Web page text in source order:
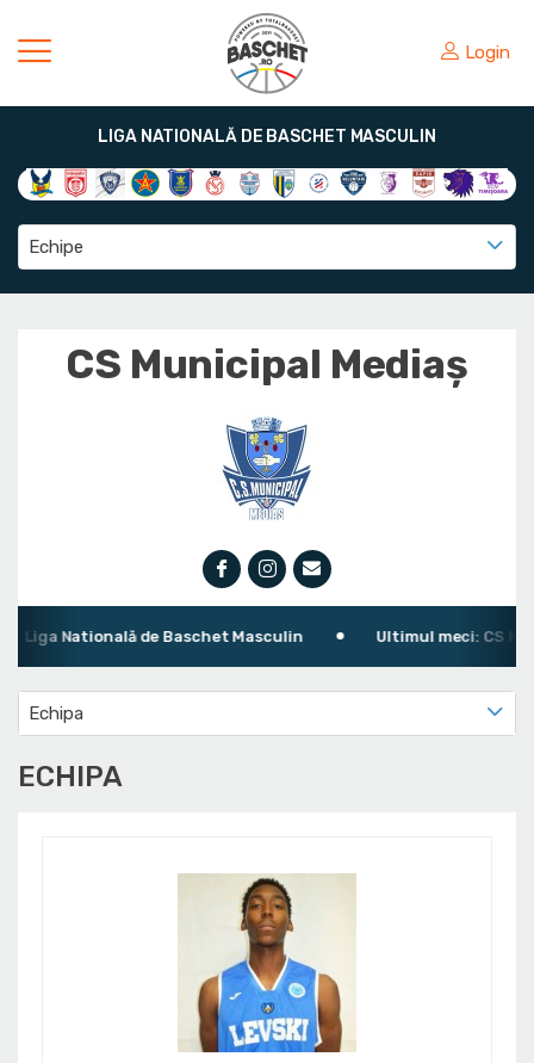
Login
LIGA NATIONALĂ DE BASCHET MASCULIN
Echipe
CS Municipal Mediaș
Natională de Baschet Masculin Ultimul meci: CS
Echipa
ECHIPA